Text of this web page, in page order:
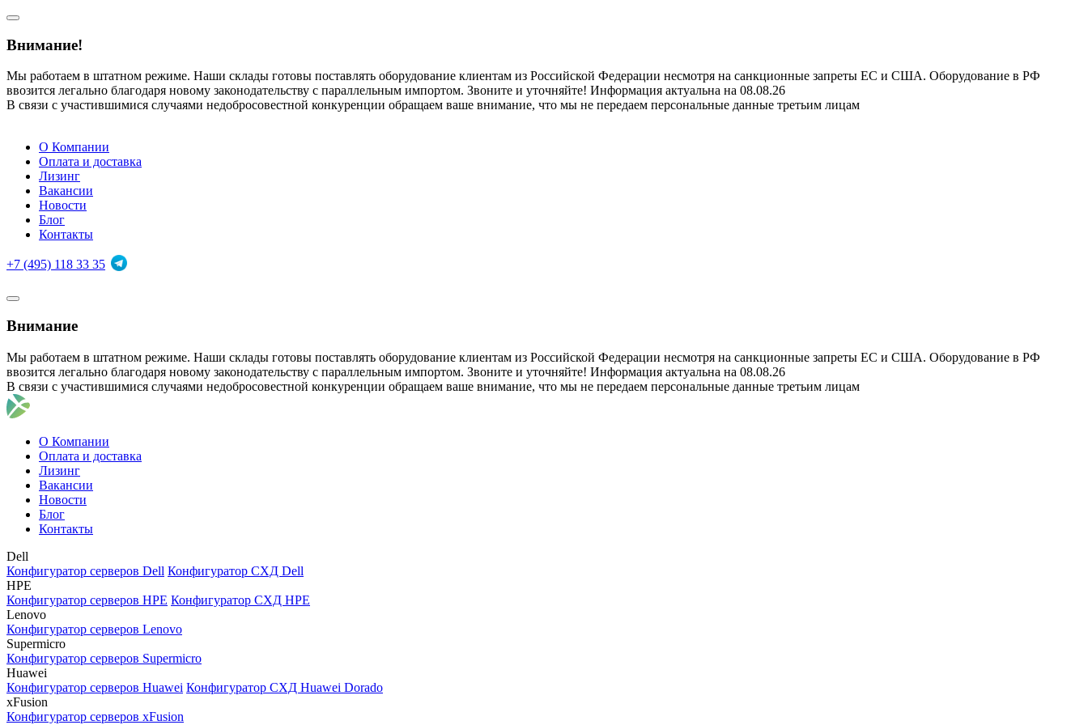
Внимание!
Мы работаем в штатном режиме. Наши склады готовы поставлять оборудование клиентам из Российской Федерации несмотря на санкционные запреты ЕС и США. Оборудование в РФ
ввозится легально благодаря новому законодательству с параллельным импортом. Звоните и уточняйте! Информация актуальна на 08.08.26
В связи с участившимися случаями недобросовестной конкуренции обращаем ваше внимание, что мы не передаем персональные данные третьим лицам
О Компании
Оплата и доставка
Лизинг
Вакансии
Новости
Блог
Контакты
+7 (495) 118 33 35
Внимание
Мы работаем в штатном режиме. Наши склады готовы поставлять оборудование клиентам из Российской Федерации несмотря на санкционные запреты ЕС и США. Оборудование в РФ
ввозится легально благодаря новому законодательству с параллельным импортом. Звоните и уточняйте! Информация актуальна на 08.08.26
В связи с участившимися случаями недобросовестной конкуренции обращаем ваше внимание, что мы не передаем персональные данные третьим лицам
О Компании
Оплата и доставка
Лизинг
Вакансии
Новости
Блог
Контакты
Dell
Конфигуратор серверов Dell Конфигуратор СХД Dell
HPE
Конфигуратор серверов HPE Конфигуратор СХД HPE
Lenovo
Конфигуратор серверов Lenovo
Supermicro
Конфигуратор серверов Supermicro
Huawei
Конфигуратор серверов Huawei Конфигуратор СХД Huawei Dorado
xFusion
Конфигуратор серверов xFusion